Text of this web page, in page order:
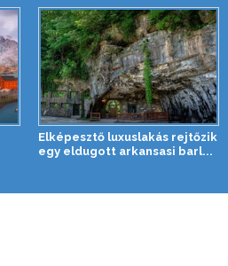
Elképesztő luxuslakás rejtőzik
egy eldugott arkansasi barl...